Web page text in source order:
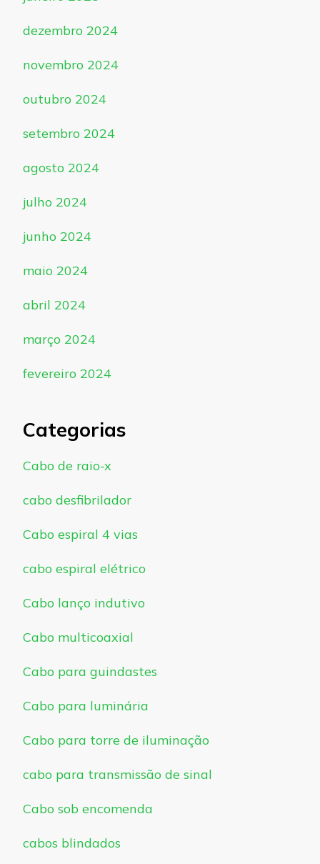
dezembro 2024
novembro 2024
outubro 2024
setembro 2024
agosto 2024
julho 2024
junho 2024
maio 2024
abril 2024
março 2024
fevereiro 2024
Categorias
Cabo de raio-x
cabo desfibrilador
Cabo espiral 4 vias
cabo espiral elétrico
Cabo lanço indutivo
Cabo multicoaxial
Cabo para guindastes
Cabo para luminária
Cabo para torre de iluminação
cabo para transmissão de sinal
Cabo sob encomenda
cabos blindados